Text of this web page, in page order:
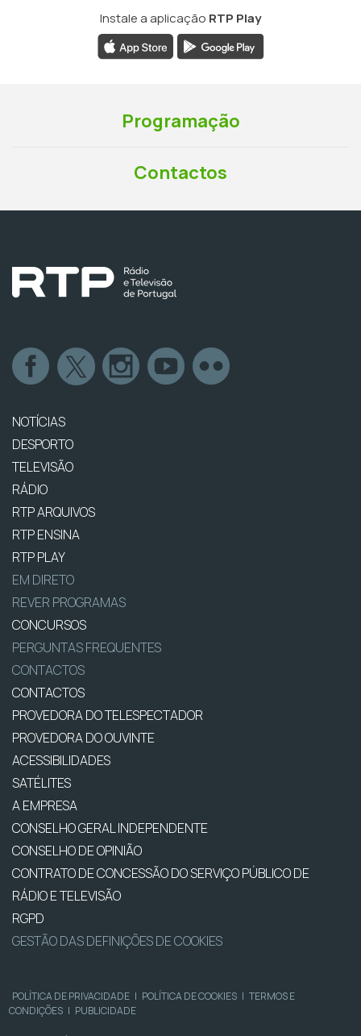
Instale a aplicação RTP Play
Programação
Contactos
NOTÍCIAS
DESPORTO
TELEVISÃO
RÁDIO
RTP ARQUIVOS
RTP ENSINA
RTP PLAY
EM DIRETO
REVER PROGRAMAS
CONCURSOS
PERGUNTAS FREQUENTES
CONTACTOS
CONTACTOS
PROVEDORA DO TELESPECTADOR
PROVEDORA DO OUVINTE
ACESSIBILIDADES
SATÉLITES
A EMPRESA
CONSELHO GERAL INDEPENDENTE
CONSELHO DE OPINIÃO
CONTRATO DE CONCESSÃO DO SERVIÇO PÚBLICO DE
RÁDIO E TELEVISÃO
RGPD
GESTÃO DAS DEFINIÇÕES DE COOKIES
POLÍTICA DE PRIVACIDADE | POLÍTICA DE COOKIES | TERMOS E
CONDIÇÕES | PUBLICIDADE